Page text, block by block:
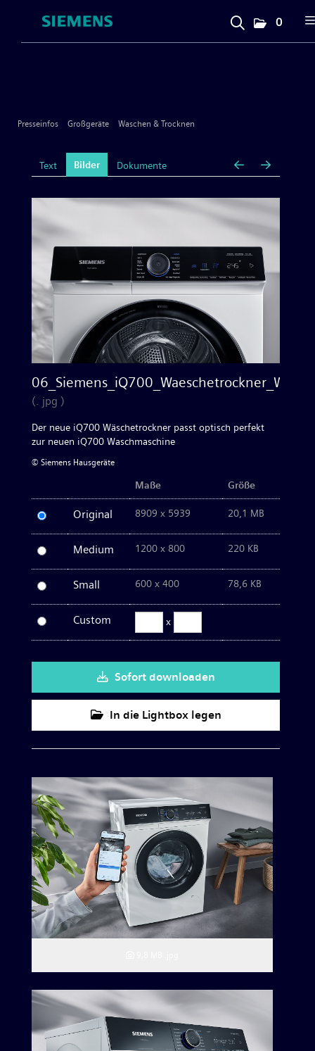
0
Großgeräte
Geschirrspülen
Kochen & Backen
Kühlen & Gefrieren
Waschen & Trocknen
Kleingeräte
Bilder zum Download
Presseinfos Großgeräte Waschen & Trocknen
Text Bilder Dokumente
(. jpg )
Der neue iQ700 Wäschetrockner passt optisch perfekt
zur neuen iQ700 Waschmaschine
© Siemens Hausgeräte
Maße Größe
Original 8909 x 5939 20,1 MB
Medium 1200 x 800 220 KB
Small 600 x 400 78,6 KB
Custom x
Sofort downloaden
In die Lightbox legen